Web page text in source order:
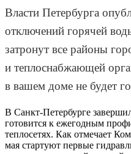
Власти Петербурга
отключений горячей
затронут все районы
и теплоснабжающей
в вашем доме не будет
В Санкт-Петербурге
готовится к ежегодным
теплосетях. Как отмечает
мая стартуют первые